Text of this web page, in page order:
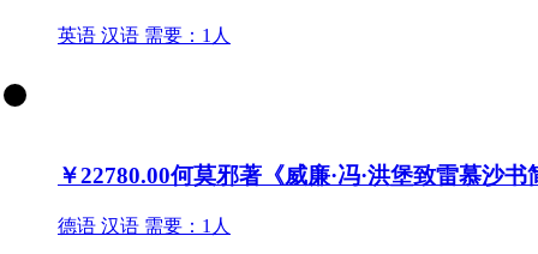
英语 汉语 需要：1人
￥22780.00何莫邪著《威廉·冯·洪堡致雷慕沙
德语 汉语 需要：1人